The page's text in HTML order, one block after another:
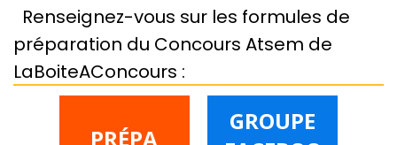
Renseignez-vous sur les formules de
préparation du Concours Atsem de
LaBoiteAConcours :
PRÉPA
GROUPE